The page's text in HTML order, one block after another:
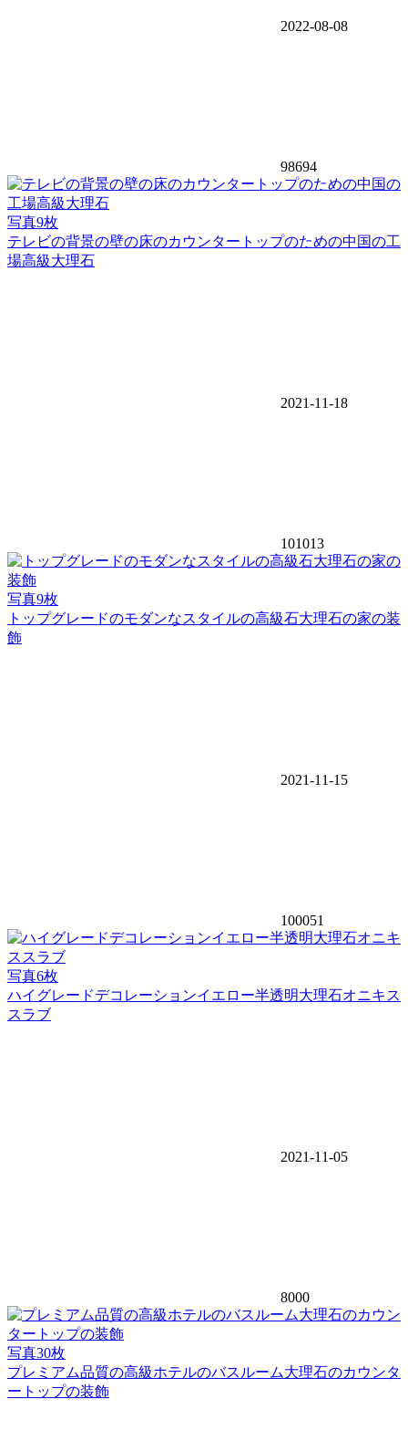
2022-08-08
98694
写真9枚
テレビの背景の壁の床のカウンタートップのための中国の工
場高級大理石
2021-11-18
101013
写真9枚
トップグレードのモダンなスタイルの高級石大理石の家の装
飾
2021-11-15
100051
写真6枚
ハイグレードデコレーションイエロー半透明大理石オニキス
スラブ
2021-11-05
8000
写真30枚
プレミアム品質の高級ホテルのバスルーム大理石のカウンタ
ートップの装飾